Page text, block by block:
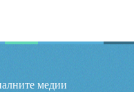
медии